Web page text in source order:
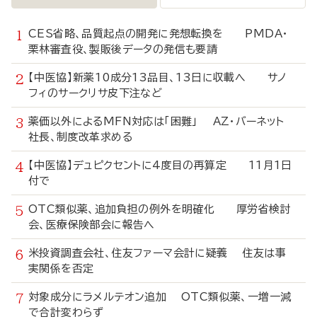
CES省略、品質起点の開発に発想転換を PMDA・
栗林審査役、製販後データの発信も要請
【中医協】新薬10成分13品目、13日に収載へ サノ
フィのサークリサ皮下注など
薬価以外によるMFN対応は「困難」 AZ・バーネット
社長、制度改革求める
【中医協】デュピクセントに4度目の再算定 11月1日
付で
OTC類似薬、追加負担の例外を明確化 厚労省検討
会、医療保険部会に報告へ
米投資調査会社、住友ファーマ会計に疑義 住友は事
実関係を否定
対象成分にラメルテオン追加 OTC類似薬、一増一減
で合計変わらず